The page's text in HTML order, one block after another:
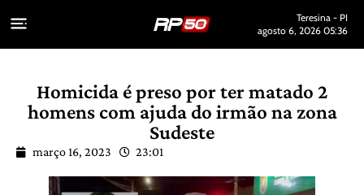
Teresina - PI
agosto 6, 2026 05:36
Homicida é preso por ter matado 2
homens com ajuda do irmão na zona
Sudeste
março 16, 2023 23:01